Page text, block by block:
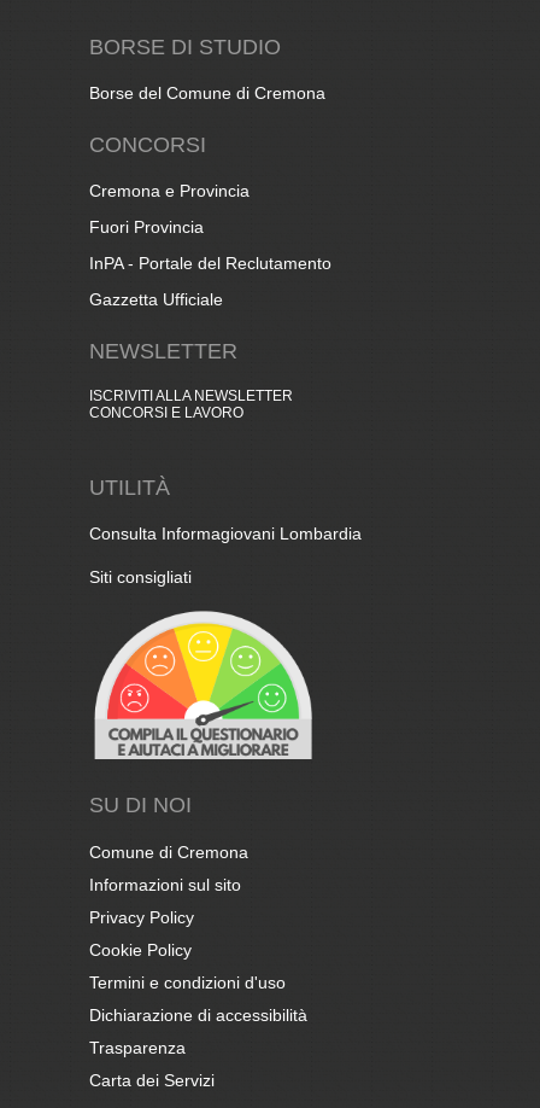
BORSE DI STUDIO
Borse del Comune di Cremona
CONCORSI
Cremona e Provincia
Fuori Provincia
InPA - Portale del Reclutamento
Gazzetta Ufficiale
NEWSLETTER
ISCRIVITI ALLA NEWSLETTER
CONCORSI E LAVORO
UTILITÀ
Consulta Informagiovani Lombardia
Siti consigliati
SU DI NOI
Comune di Cremona
Informazioni sul sito
Privacy Policy
Cookie Policy
Termini e condizioni d'uso
Dichiarazione di accessibilità
Trasparenza
Carta dei Servizi